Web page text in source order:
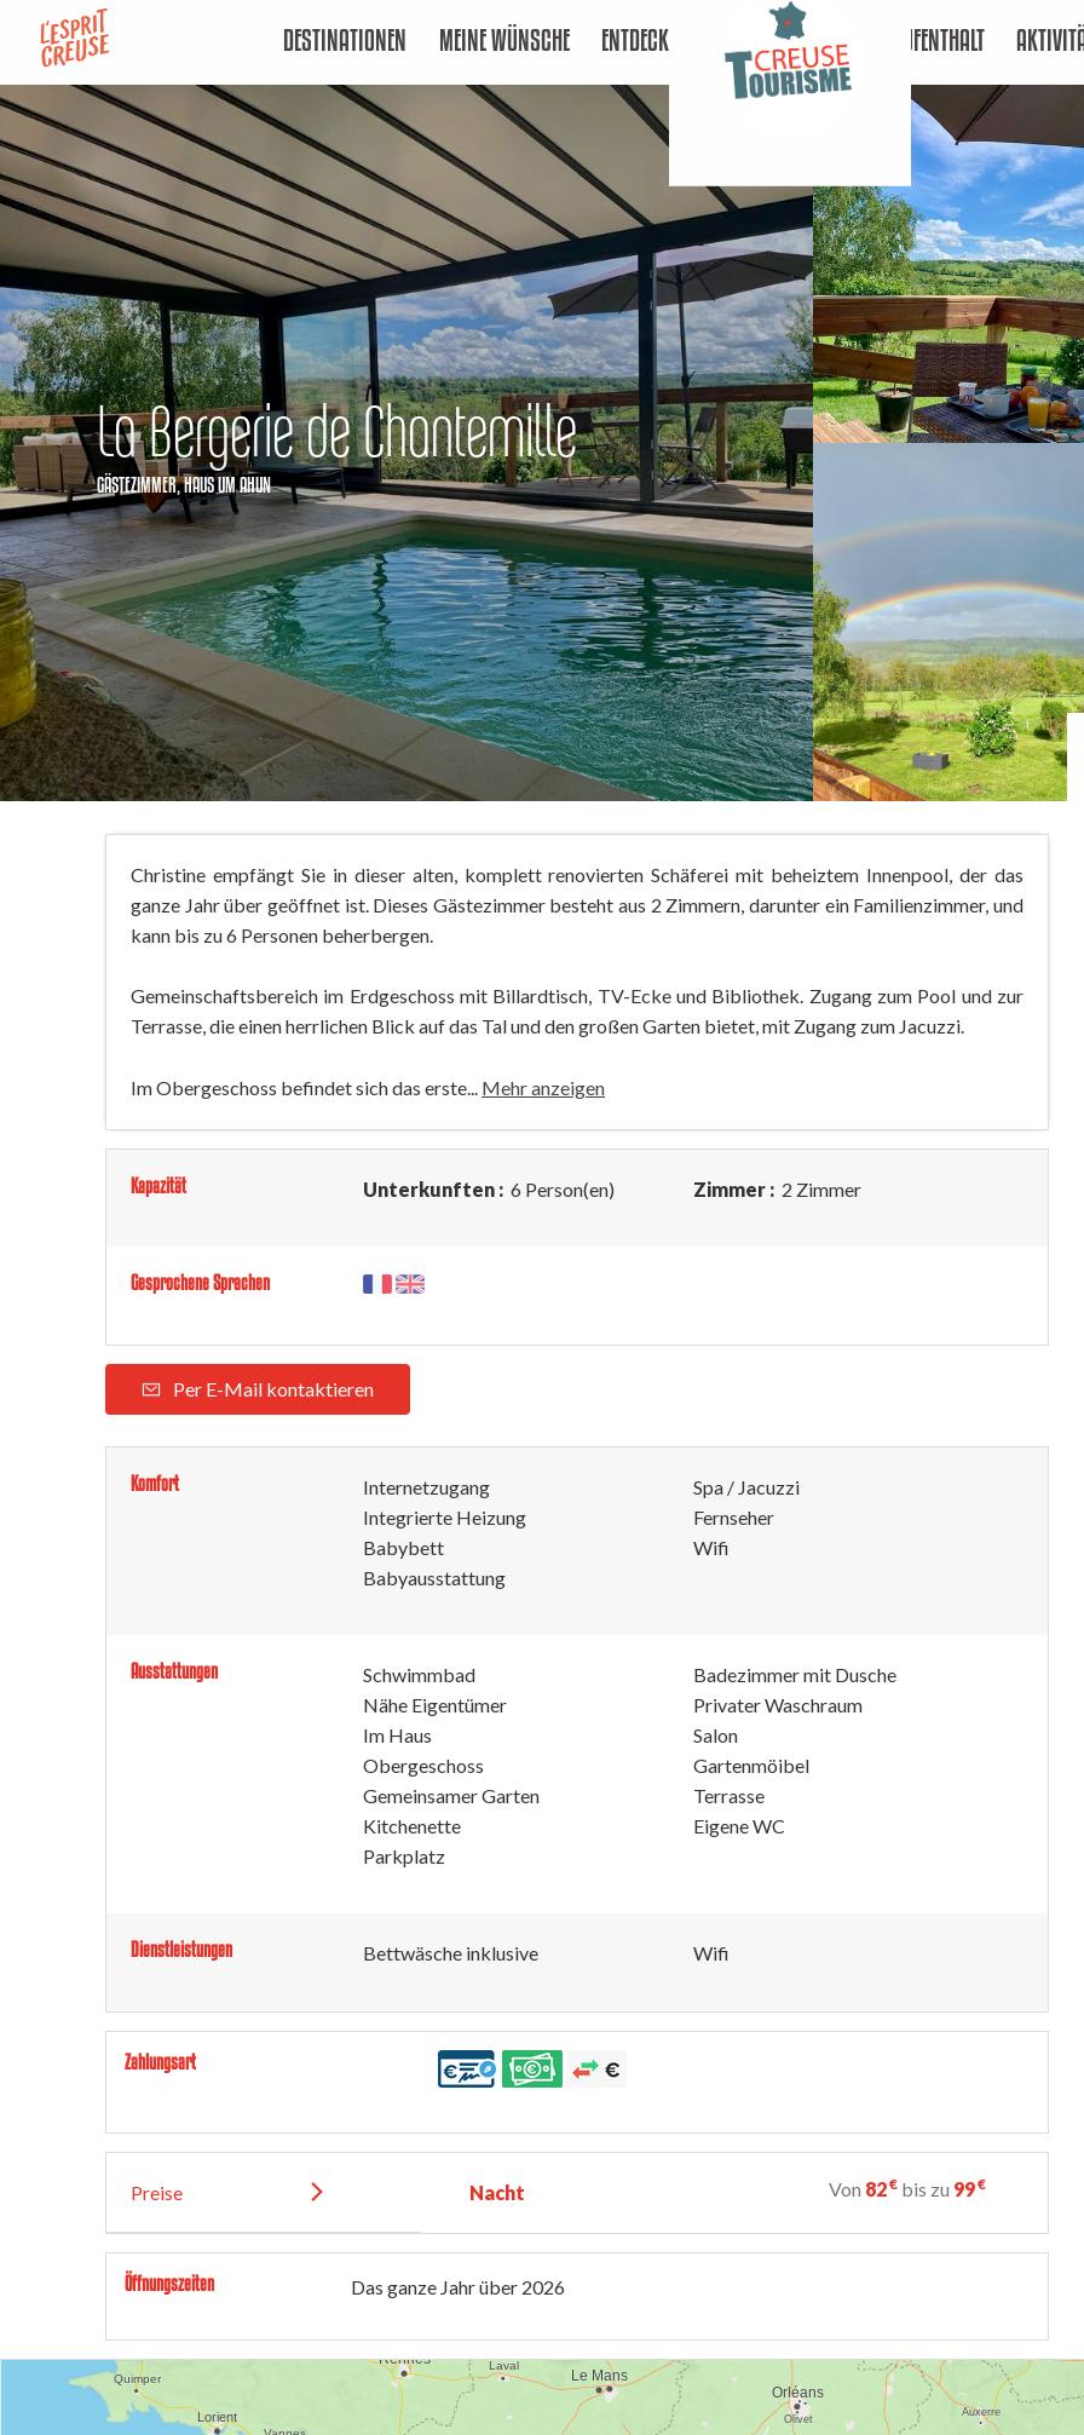
contenu
principal
DESTINATIONEN MEINE WÜNSCHE ENTDECKEN AUFENTHALT
La Bergerie de Chantemille
GÄSTEZIMMER,HAUSUM AHUN
Christine empfängt Sie in dieser alten, komplett renovierten Schäferei mit beheiztem Innenpool, der das
ganze Jahr über geöffnet ist. Dieses Gästezimmer besteht aus 2 Zimmern, darunter ein Familienzimmer, und
kann bis zu 6 Personen beherbergen.
Gemeinschaftsbereich im Erdgeschoss mit Billardtisch, TV-Ecke und Bibliothek. Zugang zum Pool und zur
Terrasse, die einen herrlichen Blick auf das Tal und den großen Garten bietet, mit Zugang zum Jacuzzi.
Im Obergeschoss befindet sich das erste... Mehr anzeigen
Kapazität Unterkunften : 6 Person(en) Zimmer : 2 Zimmer
Gesprochene Sprachen
Per E-Mail kontaktieren
Komfort
Internetzugang
Integrierte Heizung
Babybett
Babyausstattung
Spa / Jacuzzi
Fernseher
Wifi
Ausstattungen
Schwimmbad
Nähe Eigentümer
Im Haus
Obergeschoss
Gemeinsamer Garten
Kitchenette
Parkplatz
Badezimmer mit Dusche
Privater Waschraum
Salon
Gartenmöibel
Terrasse
Eigene WC
Dienstleistungen Bettwäsche inklusive Wifi
Zahlungsart
Preise Nacht Von 82€ bis zu 99€
Öffnungszeiten Das ganze Jahr über 2026